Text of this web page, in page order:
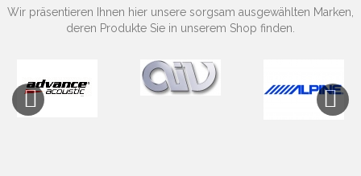
Wir präsentieren Ihnen hier unsere sorgsam ausgewählten Marken,
deren Produkte Sie in unserem Shop finden.